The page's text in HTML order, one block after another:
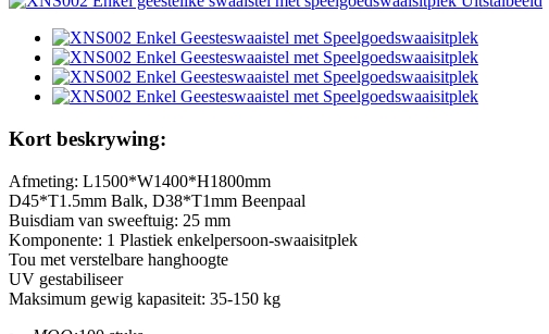
Kort beskrywing:
Afmeting: L1500*W1400*H1800mm
D45*T1.5mm Balk, D38*T1mm Beenpaal
Buisdiam van sweeftuig: 25 mm
Komponente: 1 Plastiek enkelpersoon-swaaisitplek
Tou met verstelbare hanghoogte
UV gestabiliseer
Maksimum gewig kapasiteit: 35-150 kg